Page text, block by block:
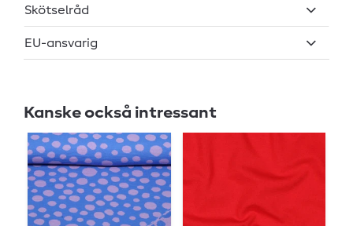
Skötselråd
EU-ansvarig
Kanske också intressant